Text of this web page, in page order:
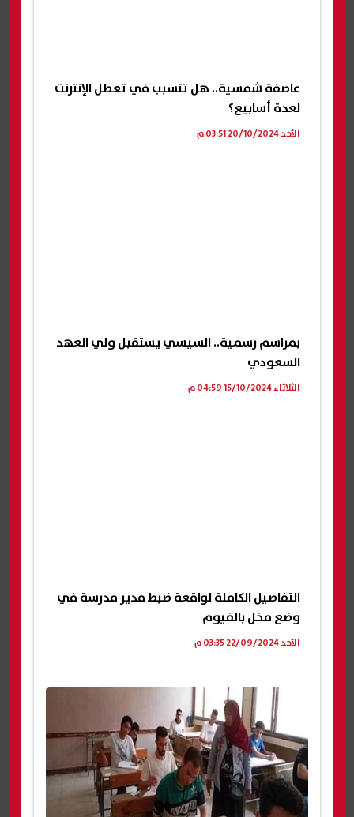
عاصفة شمسية.. هل تتسبب في تعطل الإنترنت
لعدة أسابيع؟
الأحد 20/10/2024 03:51 م
بمراسم رسمية.. السيسي يستقبل ولي العهد
السعودي
الثلاثاء 15/10/2024 04:59 م
التفاصيل الكاملة لواقعة ضبط مدير مدرسة في
وضع مخل بالفيوم
الأحد 22/09/2024 03:35 م